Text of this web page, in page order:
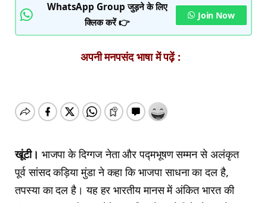
WhatsApp Group जुड़ने के लिए
क्लिक करें 👉
Join Now
अपनी मनपसंद भाषा में पढ़ें :
खूंटी। भाजपा के दिग्गज नेता और पद्मभूषण सम्मन से अलंकृत
पूर्व सांसद कड़िया मुंडा ने कहा कि भाजपा साधना का दल है,
तपस्या का दल है। यह हर भारतीय मानस में अंकित भारत की